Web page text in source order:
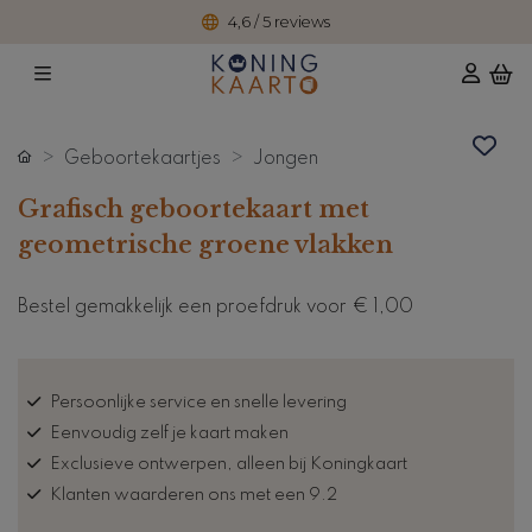
4,6 / 5 reviews
Geboortekaartjes Jongen
Grafisch geboortekaart met
geometrische groene vlakken
Bestel gemakkelijk een proefdruk voor € 1,00
Persoonlijke service en snelle levering
Eenvoudig zelf je kaart maken
Exclusieve ontwerpen, alleen bij Koningkaart
Klanten waarderen ons met een 9.2